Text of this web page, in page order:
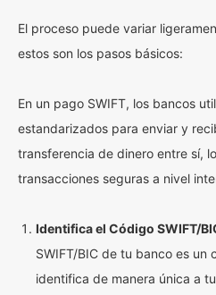
El proceso puede variar
estos son los pasos básicos:
En un pago SWIFT, los bancos
estandarizados para enviar y
transferencia de dinero entre sí,
transacciones seguras a nivel
Identifica el Código SWIFT/
SWIFT/BIC de tu banco es un
identifica de manera única a